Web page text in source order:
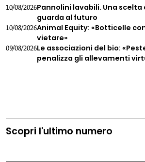
10/08/2026Pannolini lavabili. Una
guarda al futuro
10/08/2026Animal Equity: «Botticelle
vietare»
09/08/2026Le associazioni del bio:
penalizza gli allevamenti
Scopri l'ultimo numero